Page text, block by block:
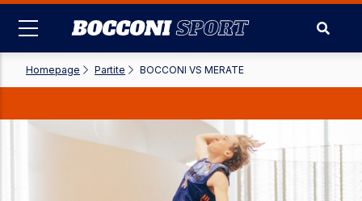
contenuto
principale
Homepage- Partite- BOCCONI VS MERATE